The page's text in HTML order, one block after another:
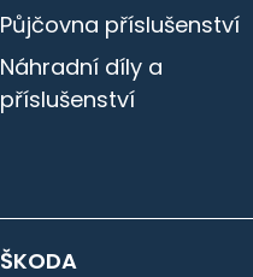
Půjčovna příslušenství
Náhradní díly a
příslušenství
ŠKODA